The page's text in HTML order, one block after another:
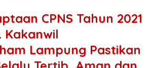
CPNS Tahun 2021
Kakanwil
Lampung Pastikan